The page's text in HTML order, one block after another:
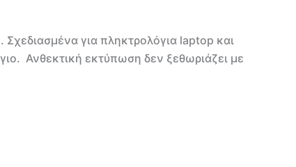
για πληκτρολόγια laptop και
Ανθεκτική εκτύπωση δεν ξεθωριάζει με